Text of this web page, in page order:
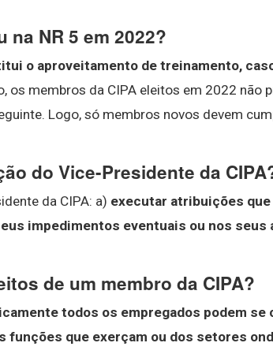
na NR 5 em 2022?
o aproveitamento de treinamento,
os membros da CIPA eleitos em 2022 não
Logo, só membros novos devem
do Vice-Presidente da
da CIPA: a) executar atribuições
impedimentos eventuais ou nos
de um membro da CIPA?
todos os empregados podem se
funções que exerçam ou dos setores